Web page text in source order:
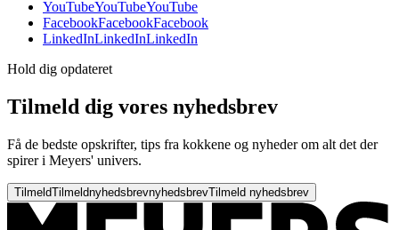
YouTubeYouTubeYouTube
FacebookFacebookFacebook
LinkedInLinkedInLinkedIn
Hold dig opdateret
Tilmeld dig vores nyhedsbrev
Få de bedste opskrifter, tips fra kokkene og nyheder om alt det der
spirer i Meyers' univers.
TilmeldTilmeldnyhedsbrevnyhedsbrevTilmeld nyhedsbrev